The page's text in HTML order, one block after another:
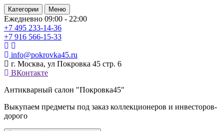
Категории Меню
Ежедневно 09:00 - 22:00
+7 495 233-14-36
+7 916 566-15-33
info@pokrovka45.ru
г. Москва, ул Покровка 45 стр. 6
ВКонтакте
Антикварный салон "Покровка45"
Выкупаем предметы под заказ коллекционеров и инвесторов-
дорого